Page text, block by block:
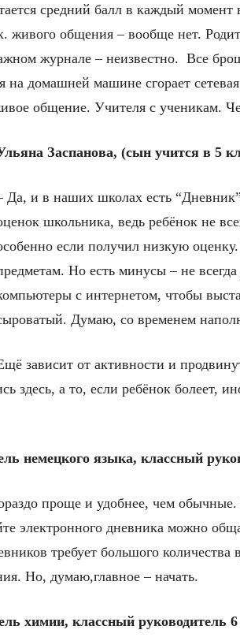
средний балл в каждый
живого общения – вообще нет.
журнале – неизвестно. Все
на домашней машине сгорает
общение. Учителя с ученикам.
Заспанова, (сын учится в 5
Да, и в наших школах есть
школьника, ведь ребёнок не
если получил низкую
Но есть минусы – не
с интернетом, чтобы
Думаю, со временем
зависит от активности и
здесь, а то, если ребёнок болеет,
немецкого языка, классный
проще и удобнее, чем
электронного дневника можно
требует большого
Но, думаю,главное – начать.
химии, классный руководитель